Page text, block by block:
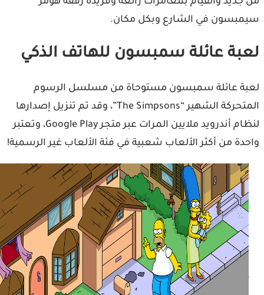
في الشارع وبكل مكان.
عائلة سمبسون للهاتف الذكي
عائلة سمبسون مستوحاة من مسلسل الرسوم
المتحركة الشهير “The Simpsons”، وقد تم تنزيل إصدارها
لنظام أندرويد ملايين المرات عبر متجر Google Play، وتعتبر
من أكثر الألعاب شعبية في فئة الألعاب غير الرسمية!